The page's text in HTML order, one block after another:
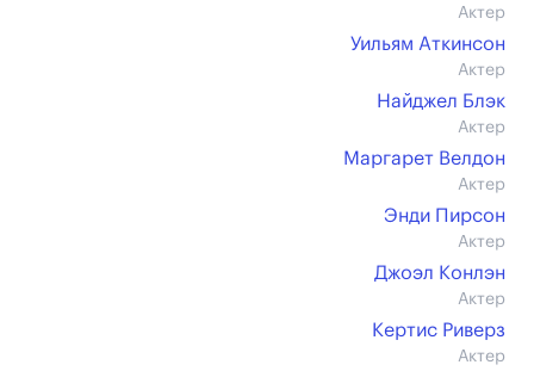
Актер
Уильям Аткинсон
Актер
Найджел Блэк
Актер
Маргарет Велдон
Актер
Энди Пирсон
Актер
Джоэл Конлэн
Актер
Кертис Риверз
Актер